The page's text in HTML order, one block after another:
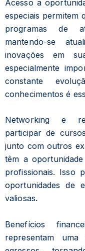
Acesso a
especiais permitem
programas de
mantendo-se
inovações em
especialmente
constante
conhecimentos é
Networking e
participar de
junto com outros
têm a
profissionais. Isso
oportunidades de
valiosas.
Benefícios
representam